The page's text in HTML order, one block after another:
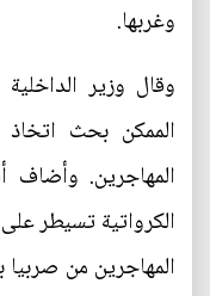
وغربها.
وقال وزير
الممكن بحث
المهاجرين. وأضاف
الكرواتية تسيطر
المهاجرين من صربيا